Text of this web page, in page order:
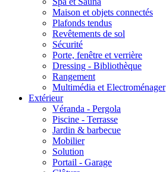
Maison et objets connectés
Plafonds tendus
Revêtements de sol
Sécurité
Porte, fenêtre et verrière
Dressing - Bibliothèque
Rangement
Multimédia et Electroménager
Extérieur
Véranda - Pergola
Piscine - Terrasse
Jardin & barbecue
Mobilier
Solution
Portail - Garage